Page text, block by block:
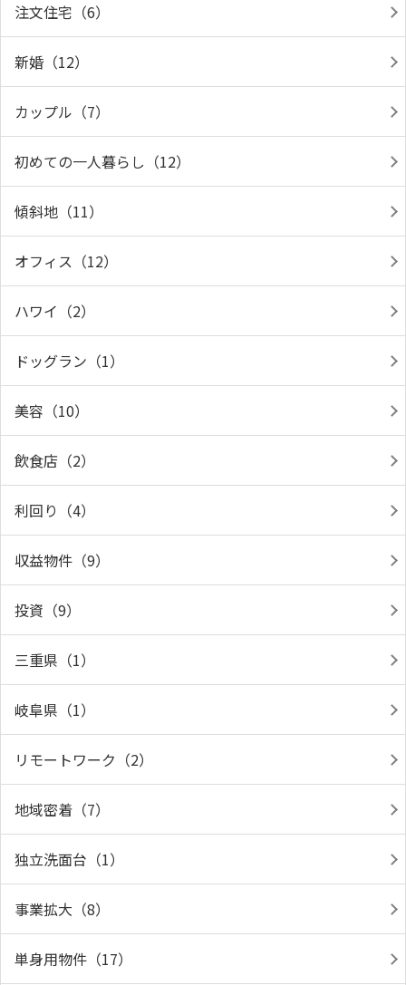
注文住宅（6）
新婚（12）
カップル（7）
初めての一人暮らし（12）
傾斜地（11）
オフィス（12）
ハワイ（2）
ドッグラン（1）
美容（10）
飲食店（2）
利回り（4）
収益物件（9）
投資（9）
三重県（1）
岐阜県（1）
リモートワーク（2）
地域密着（7）
独立洗面台（1）
事業拡大（8）
単身用物件（17）